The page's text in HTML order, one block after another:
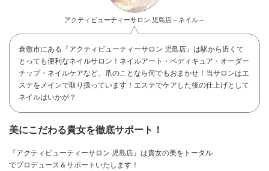
アクティビューティーサロン 児島店～ネイル～
倉敷市にある『アクティビューティーサロン 児島店』は駅から近くて
とっても便利なネイルサロン！ネイルアート・ペディキュア・オーダー
チップ・ネイルケアなど、爪のことなら何でもおまかせ！当サロンはエ
ステをメインで取り扱っています！エステでケアした後の仕上げとして
ネイルはいかが？
美にこだわる貴女を徹底サポート！
『アクティビューティーサロン 児島店』は貴女の美をトータル
でプロデュース＆サポートいたします！